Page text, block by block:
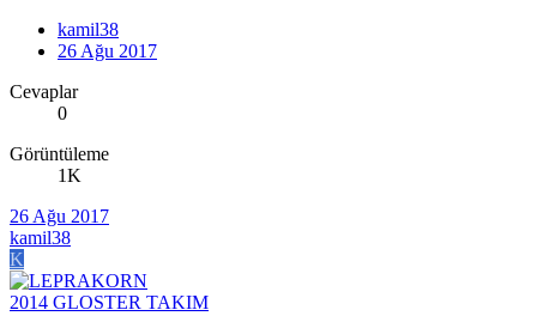
kamil38
26 Ağu 2017
Cevaplar
0
Görüntüleme
1K
26 Ağu 2017
kamil38
K
2014 GLOSTER TAKIM